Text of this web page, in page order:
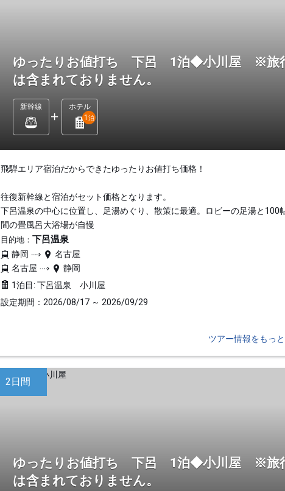
ゆったりお値打ち 下呂 1泊◆小川屋 ※旅行
は含まれておりません。
新幹線
ホテル
1 泊
飛騨エリア宿泊だからできたゆったりお値打ち価格！
往復新幹線と宿泊がセット価格となります。
下呂温泉の中心に位置し、足湯めぐり、散策に最適。ロビーの足湯と100
間の畳風呂大浴場が自慢
目的地： 下呂温泉
静岡
名古屋
名古屋
静岡
1泊目: 下呂温泉 小川屋
設定期間：2026/08/17 ～ 2026/09/29
ツアー情報をもっ
2日間
ゆったりお値打ち 下呂 1泊◆小川屋 ※旅行
は含まれておりません。